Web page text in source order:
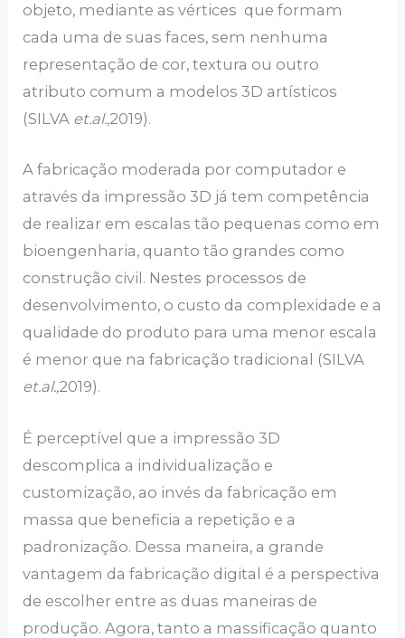
objeto, mediante as vértices que formam
cada uma de suas faces, sem nenhuma
representação de cor, textura ou outro
atributo comum a modelos 3D artísticos
(SILVA et.al.,2019).
A fabricação moderada por computador e
através da impressão 3D já tem competência
de realizar em escalas tão pequenas como em
bioengenharia, quanto tão grandes como
construção civil. Nestes processos de
desenvolvimento, o custo da complexidade e a
qualidade do produto para uma menor escala
é menor que na fabricação tradicional (SILVA
et.al.,2019).
É perceptível que a impressão 3D
descomplica a individualização e
customização, ao invés da fabricação em
massa que beneficia a repetição e a
padronização. Dessa maneira, a grande
vantagem da fabricação digital é a perspectiva
de escolher entre as duas maneiras de
produção. Agora, tanto a massificação quanto